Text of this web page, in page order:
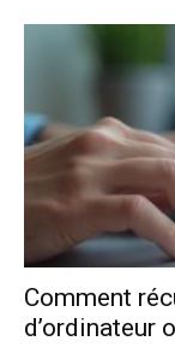
Comment
d’ordinateur